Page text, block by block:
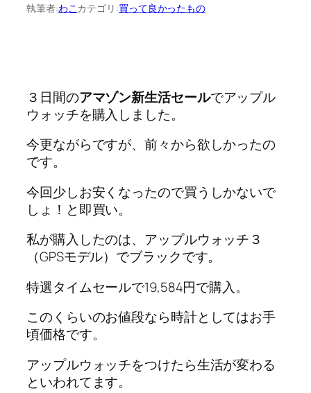
執筆者:わこ カテゴリ:買って良かったもの
３日間のアマゾン新生活セールでアップル
ウォッチを購入しました。
今更ながらですが、前々から欲しかったの
です。
今回少しお安くなったので買うしかないで
しょ！と即買い。
私が購入したのは、アップルウォッチ３
（GPSモデル）でブラックです。
特選タイムセールで19,584円で購入。
このくらいのお値段なら時計としてはお手
頃価格です。
アップルウォッチをつけたら生活が変わる
といわれてます。